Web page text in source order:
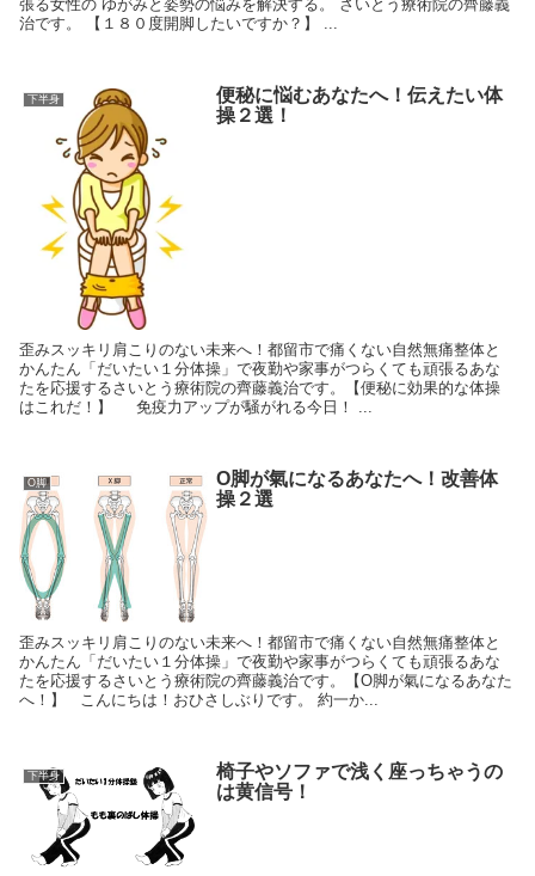
張る女性の ゆがみと姿勢の悩みを解決する。 さいとう療術院の齊藤義
治です。 【１８０度開脚したいですか？】 ...
下半身
便秘に悩むあなたへ！伝えたい体
操２選！
歪みスッキリ肩こりのない未来へ！都留市で痛くない自然無痛整体と
かんたん「だいたい１分体操」で夜勤や家事がつらくても頑張るあな
たを応援するさいとう療術院の齊藤義治です。【便秘に効果的な体操
はこれだ！】 免疫力アップが騒がれる今日！ ...
O脚
O脚が氣になるあなたへ！改善体
操２選
歪みスッキリ肩こりのない未来へ！都留市で痛くない自然無痛整体と
かんたん「だいたい１分体操」で夜勤や家事がつらくても頑張るあな
たを応援するさいとう療術院の齊藤義治です。【O脚が氣になるあなた
へ！】 こんにちは！おひさしぶりです。 約一か...
下半身
椅子やソファで浅く座っちゃうの
は黄信号！